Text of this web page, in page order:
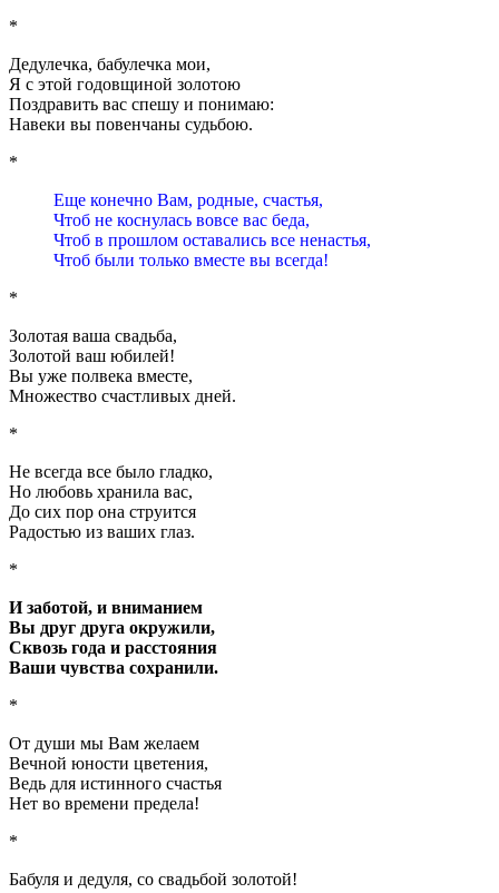
*
Дедулечка, бабулечка мои,
Я с этой годовщиной золотою
Поздравить вас спешу и понимаю:
Навеки вы повенчаны судьбою.
*
Еще конечно Вам, родные, счастья,
Чтоб не коснулась вовсе вас беда,
Чтоб в прошлом оставались все ненастья,
Чтоб были только вместе вы всегда!
*
Золотая ваша свадьба,
Золотой ваш юбилей!
Вы уже полвека вместе,
Множество счастливых дней.
*
Не всегда все было гладко,
Но любовь хранила вас,
До сих пор она струится
Радостью из ваших глаз.
*
И заботой, и вниманием
Вы друг друга окружили,
Сквозь года и расстояния
Ваши чувства сохранили.
*
От души мы Вам желаем
Вечной юности цветения,
Ведь для истинного счастья
Нет во времени предела!
*
Бабуля и дедуля, со свадьбой золотой!